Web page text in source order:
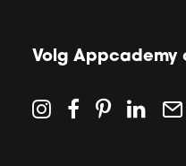
Volg Appcademy